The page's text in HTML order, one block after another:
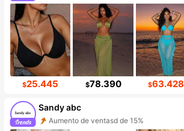
$25.445 $78.390 $63.428
Sandy abc
Aumento de ventasd de 15%